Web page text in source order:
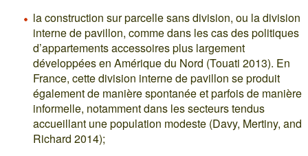
la construction sur parcelle sans division, ou la division
interne de pavillon, comme dans les cas des politiques
d’appartements accessoires plus largement
développées en Amérique du Nord (Touati 2013). En
France, cette division interne de pavillon se produit
également de manière spontanée et parfois de manière
informelle, notamment dans les secteurs tendus
accueillant une population modeste (Davy, Mertiny, and
Richard 2014);